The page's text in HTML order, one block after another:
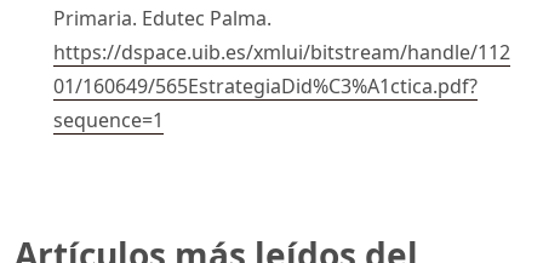
Primaria. Edutec Palma.
https://dspace.uib.es/xmlui/bitstream/handle/112
01/160649/565EstrategiaDid%C3%A1ctica.pdf?
sequence=1